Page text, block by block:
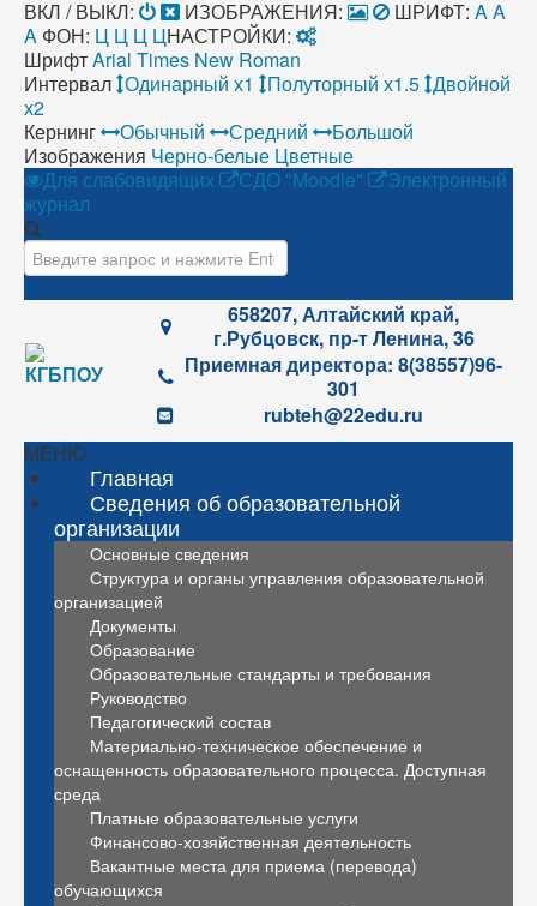
ВКЛ / ВЫКЛ: ИЗОБРАЖЕНИЯ: ШРИФТ: AA
A ФОН: Ц Ц Ц ЦНАСТРОЙКИ:
ШрифтArial Times New Roman
Интервал Одинарный х1 Полуторный х1.5 Двойной
х2
Кернинг
Обычный Средний
Большой
Изображения Черно-белые Цветные
Для слабовидящих
СДО "Moodle"
Электронный
журнал
Искать...
658207, Алтайский край,
г.Рубцовск, пр-т Ленина, 36
Приемная директора: 8(38557)96-
301
rubteh@22edu.ru
МЕНЮ
Главная
Сведения об образовательной
организации
Основные сведения
Структура и органы управления образовательной
организацией
Документы
Образование
Образовательные стандарты и требования
Руководство
Педагогический состав
Материально-техническое обеспечение и
оснащенность образовательного процесса. Доступная
среда
Платные образовательные услуги
Финансово-хозяйственная деятельность
Вакантные места для приема (перевода)
обучающихся